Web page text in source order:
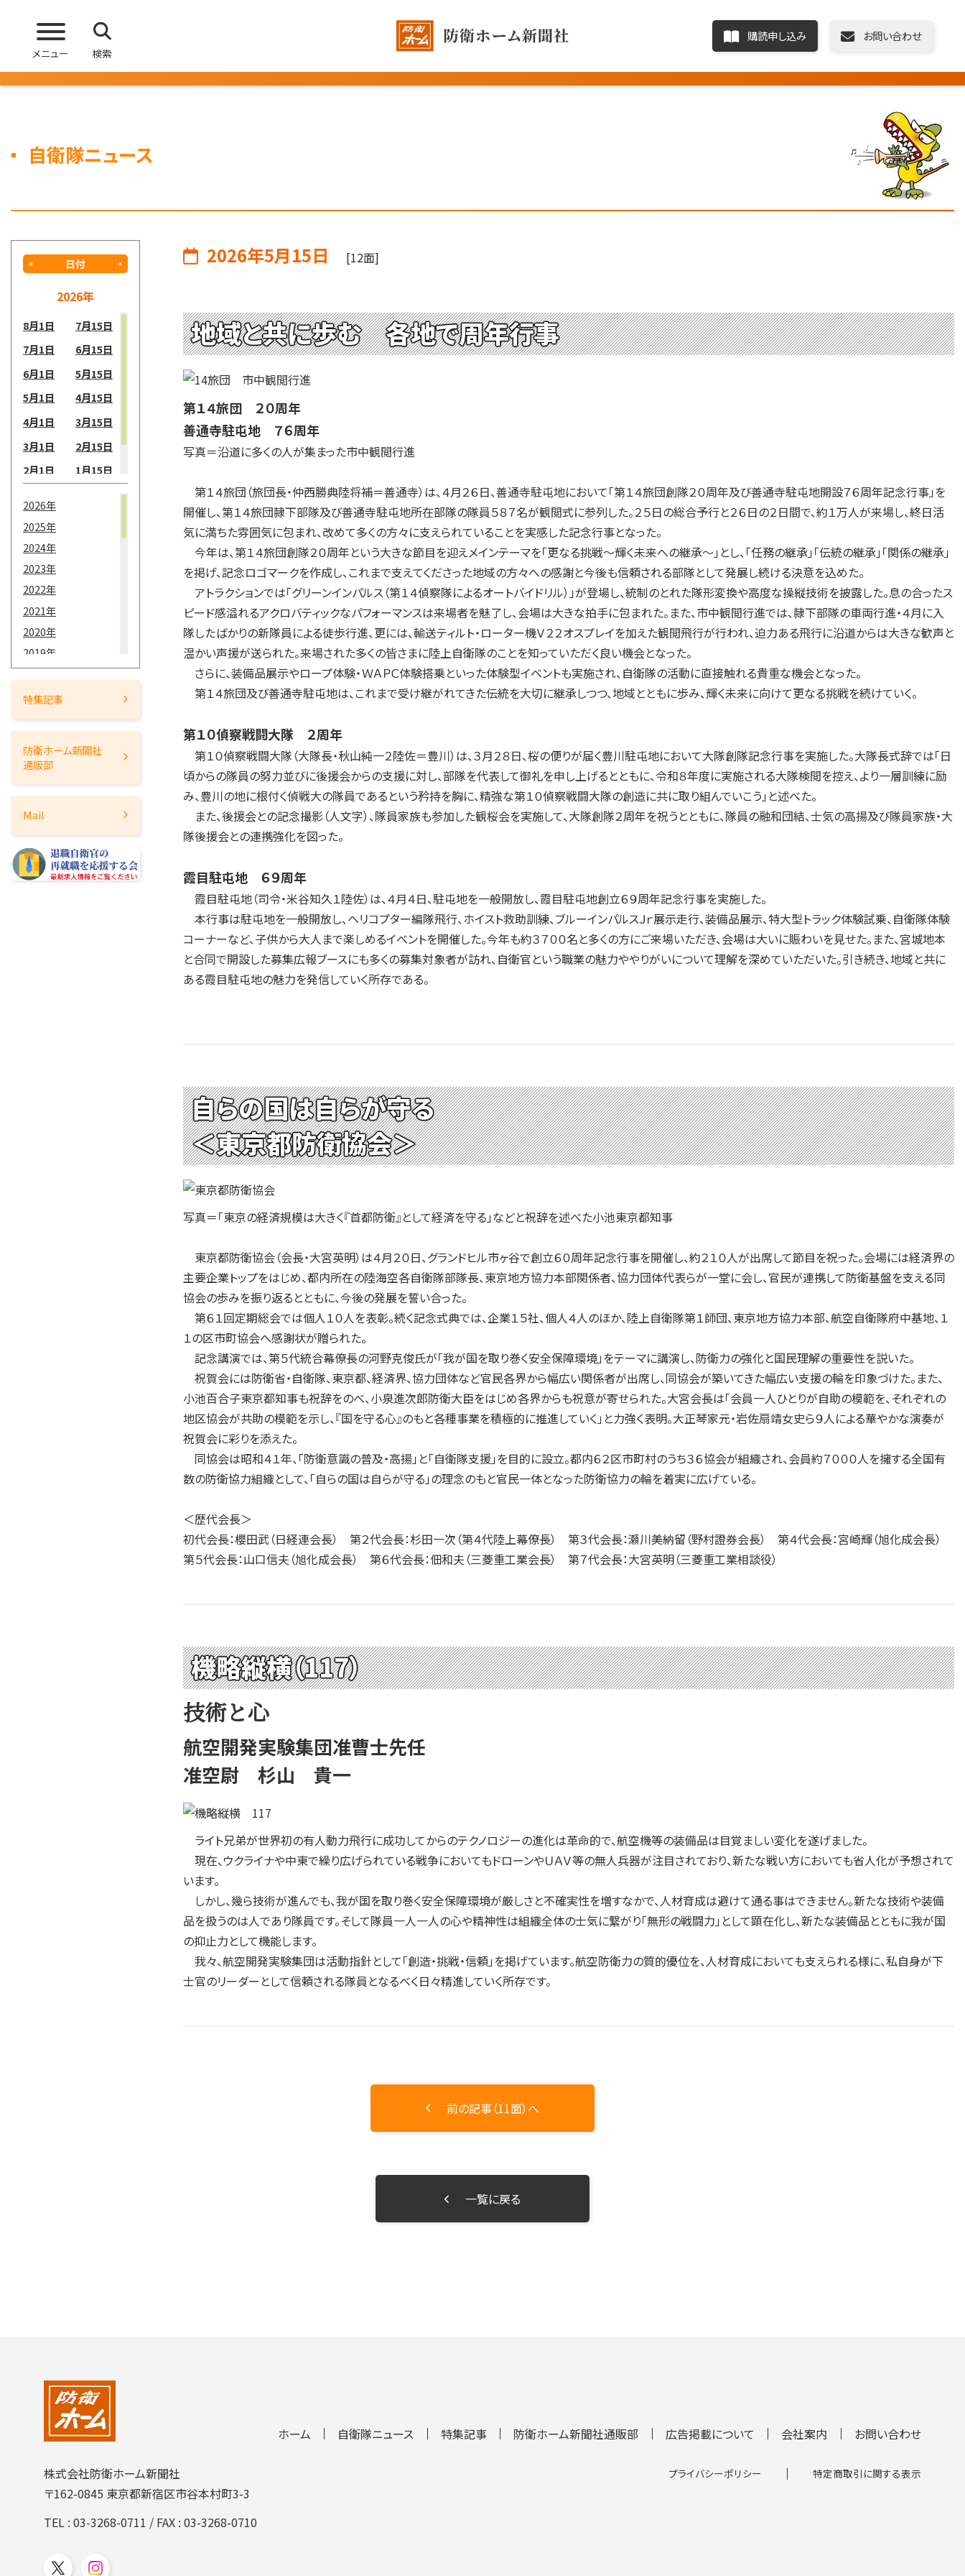
メニュー 検索
購読申し込み お問い合わせ
自衛隊ニュース
日付
2026年
8月1日
7月15日
7月1日
6月15日
6月1日
5月15日
5月1日
4月15日
4月1日
3月15日
3月1日
2月15日
2月1日
1月15日
2026年
2025年
2024年
2023年
2022年
2021年
2020年
2019年
2018年
2017年
2014年
2012年
2011年
2009年
2008年
特集記事
防衛ホーム新聞社
通販部
Mail
2026年5月15日 [12面]
地域と共に歩む 各地で周年行事
第１４旅団 ２０周年
善通寺駐屯地 ７６周年
写真＝沿道に多くの人が集まった市中観閲行進
第１４旅団（旅団長・仲西勝典陸将補＝善通寺）は、４月２６日、善通寺駐屯地において「第１４旅団創隊２０周年及び善通寺駐屯地開設７６周年記念行事」を
開催し、第１４旅団隷下部隊及び善通寺駐屯地所在部隊の隊員５８７名が観閲式に参列した。２５日の総合予行と２６日の２日間で、約１万人が来場し、終日活
気に満ちた雰囲気に包まれ、改めて多くの方々に支えられていることを実感した記念行事となった。
今年は、第１４旅団創隊２０周年という大きな節目を迎えメインテーマを「更なる挑戦～輝く未来への継承～」とし、「任務の継承」「伝統の継承」「関係の継承」
を掲げ、記念ロゴマークを作成し、これまで支えてくださった地域の方々への感謝と今後も信頼される部隊として発展し続ける決意を込めた。
アトラクションでは「グリーンインパルス（第１４偵察隊によるオートバイドリル）」が登場し、統制のとれた隊形変換や高度な操縦技術を披露した。息の合ったス
ピード感溢れるアクロバティックなパフォーマンスは来場者を魅了し、会場は大きな拍手に包まれた。また、市中観閲行進では、隷下部隊の車両行進・４月に入
隊したばかりの新隊員による徒歩行進、更には、輸送ティルト・ローター機Ｖ２２オスプレイを加えた観閲飛行が行われ、迫力ある飛行に沿道からは大きな歓声と
温かい声援が送られた。来場された多くの皆さまに陸上自衛隊のことを知っていただく良い機会となった。
さらに、装備品展示やロープ体験・ＷＡＰＣ体験搭乗といった体験型イベントも実施され、自衛隊の活動に直接触れる貴重な機会となった。
第１４旅団及び善通寺駐屯地は、これまで受け継がれてきた伝統を大切に継承しつつ、地域とともに歩み、輝く未来に向けて更なる挑戦を続けていく。
第１０偵察戦闘大隊 ２周年
第１０偵察戦闘大隊（大隊長・秋山純一２陸佐＝豊川）は、３月２８日、桜の便りが届く豊川駐屯地において大隊創隊記念行事を実施した。大隊長式辞では「日
頃からの隊員の努力並びに後援会からの支援に対し、部隊を代表して御礼を申し上げるとともに、令和８年度に実施される大隊検閲を控え、より一層訓練に励
み、豊川の地に根付く偵戦大の隊員であるという矜持を胸に、精強な第１０偵察戦闘大隊の創造に共に取り組んでいこう」と述べた。
また、後援会との記念撮影（人文字）、隊員家族も参加した観桜会を実施して、大隊創隊２周年を祝うとともに、隊員の融和団結、士気の高揚及び隊員家族・大
隊後援会との連携強化を図った。
霞目駐屯地 ６９周年
霞目駐屯地（司令・米谷知久１陸佐）は、４月４日、駐屯地を一般開放し、霞目駐屯地創立６９周年記念行事を実施した。
本行事は駐屯地を一般開放し、ヘリコプター編隊飛行、ホイスト救助訓練、ブルーインパルスＪｒ展示走行、装備品展示、特大型トラック体験試乗、自衛隊体験
コーナーなど、子供から大人まで楽しめるイベントを開催した。今年も約３７００名と多くの方にご来場いただき、会場は大いに賑わいを見せた。また、宮城地本
と合同で開設した募集広報ブースにも多くの募集対象者が訪れ、自衛官という職業の魅力ややりがいについて理解を深めていただいた。引き続き、地域と共に
ある霞目駐屯地の魅力を発信していく所存である。
自らの国は自らが守る
＜東京都防衛協会＞
写真＝「東京の経済規模は大きく『首都防衛』として経済を守る」などと祝辞を述べた小池東京都知事
東京都防衛協会（会長・大宮英明）は４月２０日、グランドヒル市ヶ谷で創立６０周年記念行事を開催し、約２１０人が出席して節目を祝った。会場には経済界の
主要企業トップをはじめ、都内所在の陸海空各自衛隊部隊長、東京地方協力本部関係者、協力団体代表らが一堂に会し、官民が連携して防衛基盤を支える同
協会の歩みを振り返るとともに、今後の発展を誓い合った。
第６１回定期総会では個人１０人を表彰。続く記念式典では、企業１５社、個人４人のほか、陸上自衛隊第１師団、東京地方協力本部、航空自衛隊府中基地、１
１の区市町協会へ感謝状が贈られた。
記念講演では、第５代統合幕僚長の河野克俊氏が「我が国を取り巻く安全保障環境」をテーマに講演し、防衛力の強化と国民理解の重要性を説いた。
祝賀会には防衛省・自衛隊、東京都、経済界、協力団体など官民各界から幅広い関係者が出席し、同協会が築いてきた幅広い支援の輪を印象づけた。また、
小池百合子東京都知事も祝辞をのべ、小泉進次郎防衛大臣をはじめ各界からも祝意が寄せられた。大宮会長は「会員一人ひとりが自助の模範を、それぞれの
地区協会が共助の模範を示し、『国を守る心』のもと各種事業を積極的に推進していく」と力強く表明。大正琴家元・岩佐扇靖女史ら９人による華やかな演奏が
祝賀会に彩りを添えた。
同協会は昭和４１年、「防衛意識の普及・高揚」と「自衛隊支援」を目的に設立。都内６２区市町村のうち３６協会が組織され、会員約７０００人を擁する全国有
数の防衛協力組織として、「自らの国は自らが守る」の理念のもと官民一体となった防衛協力の輪を着実に広げている。
＜歴代会長＞
初代会長：櫻田武（日経連会長） 第２代会長：杉田一次（第４代陸上幕僚長） 第３代会長：瀬川美納留（野村證券会長） 第４代会長：宮崎輝（旭化成会長）
第５代会長：山口信夫（旭化成会長） 第６代会長：佃和夫（三菱重工業会長） 第７代会長：大宮英明（三菱重工業相談役）
機略縦横（117）
技術と心
航空開発実験集団准曹士先任
准空尉 杉山 貴一
ライト兄弟が世界初の有人動力飛行に成功してからのテクノロジーの進化は革命的で、航空機等の装備品は目覚ましい変化を遂げました。
現在、ウクライナや中東で繰り広げられている戦争においてもドローンやＵＡＶ等の無人兵器が注目されており、新たな戦い方においても省人化が予想されて
います。
しかし、幾ら技術が進んでも、我が国を取り巻く安全保障環境が厳しさと不確実性を増すなかで、人材育成は避けて通る事はできません。新たな技術や装備
品を扱うのは人であり隊員です。そして隊員一人一人の心や精神性は組織全体の士気に繋がり「無形の戦闘力」として顕在化し、新たな装備品とともに我が国
の抑止力として機能します。
我々、航空開発実験集団は活動指針として「創造・挑戦・信頼」を掲げています。航空防衛力の質的優位を、人材育成においても支えられる様に、私自身が下
士官のリーダーとして信頼される隊員となるべく日々精進していく所存です。
前の記事（11面）へ
一覧に戻る
株式会社防衛ホーム新聞社
〒162-0845 東京都新宿区市谷本村町3-3
TEL :03-3268-0711 / FAX : 03-3268-0710
ホーム 自衛隊ニュース 特集記事 防衛ホーム新聞社通販部 広告掲載について 会社案内 お問い合わせ
プライバシーポリシー 特定商取引に関する表示